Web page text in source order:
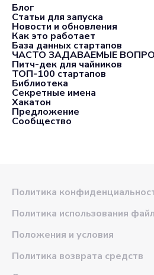
Блог
Статьи для запуска
Новости и обновления
Как это работает
База данных стартапов
ЧАСТО ЗАДАВАЕМЫЕ
Питч-дек для чайников
ТОП-100 стартапов
Библиотека
Секретные имена
Хакатон
Предложение
Сообщество
Политика
Политика использования
Положения и условия
Политика возврата средств